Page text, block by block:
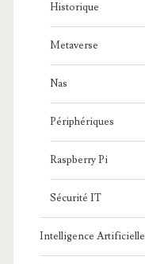
Historique
Metaverse
Nas
Périphériques
Raspberry Pi
Sécurité IT
Intelligence Artificielle